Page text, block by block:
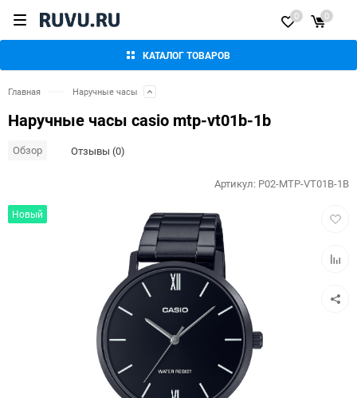
КАТАЛОГ ТОВАРОВ
0 0
Главная Наручные часы
Наручные часы casio mtp-vt01b-1b
Обзор Отзывы (0)
Новый
Артикул: P02-MTP-VT01B-1B